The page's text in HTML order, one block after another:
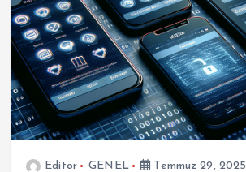
Editor GENEL Temmuz 29, 2025